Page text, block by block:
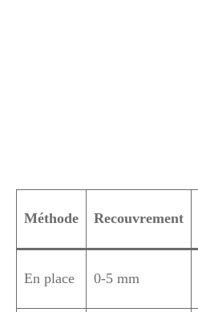
Méthode Recouvrement
En place 0-5 mm